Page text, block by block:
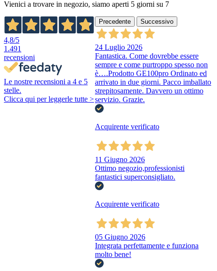
Vienici a trovare in negozio, siamo aperti 5 giorni su 7
4,8/5
1.491
recensioni
Le nostre recensioni a 4 e 5
stelle.
Clicca qui per leggerle tutte >
Precedente Successivo
24 Luglio 2026
Fantastica. Come dovrebbe essere
sempre e come purtroppo spesso non
è….Prodotto GE100pro Ordinato ed
arrivato in due giorni. Pacco imballato
strepitosamente. Davvero un ottimo
servizio. Grazie.
Acquirente verificato
11 Giugno 2026
Ottimo negozio,professionisti
fantastici superconsigliato.
Acquirente verificato
05 Giugno 2026
Integrata perfettamente e funziona
molto bene!